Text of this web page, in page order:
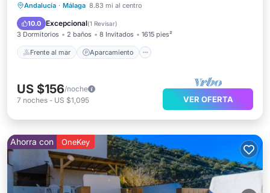
Andalucía · Málaga 8.83 mi al centro
10.0 Excepcional(1 Revisar)
3 Dormitorios 2 baños 8 Invitados 1615 pies²
Frente al mar Aparcamiento
Frente al mar Aparcamiento
Vista al mar
US $156/noche
7 noches - US $1,095 VER OFERTA
Ahorra con OneKey